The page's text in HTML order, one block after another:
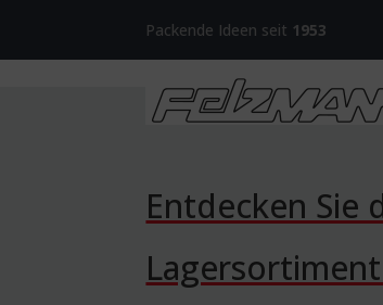
Packende Ideen seit 1953
Entdecken Sie